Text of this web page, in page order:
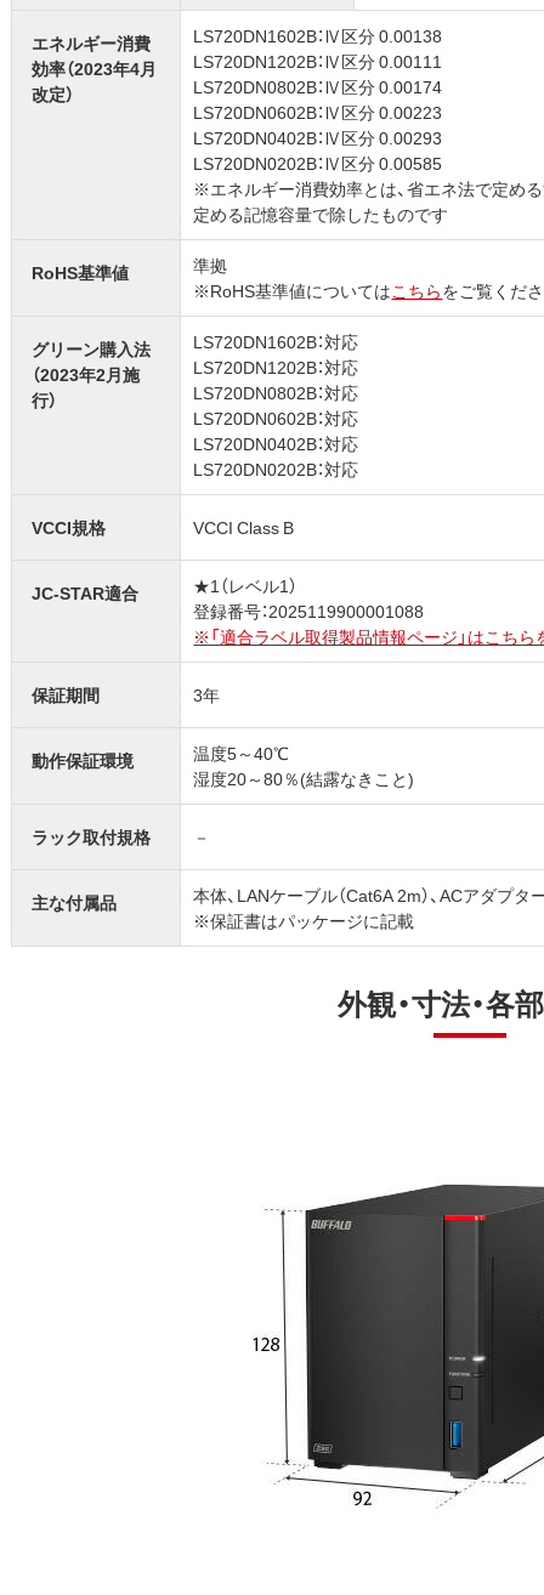
エネルギー消費
効率（2023年4月
改定）
LS720DN1602B：Ⅳ区分 0.00138
LS720DN1202B：Ⅳ区分 0.00111
LS720DN0802B：Ⅳ区分 0.00174
LS720DN0602B：Ⅳ区分 0.00223
LS720DN0402B：Ⅳ区分 0.00293
LS720DN0202B：Ⅳ区分 0.00585
※エネルギー消費効率とは、省エネ法で定め
定める記憶容量で除したものです
RoHS基準値
準拠
※RoHS基準値についてはこちらをご覧くだ
グリーン購入法
（2023年2月施
行）
LS720DN1602B：対応
LS720DN1202B：対応
LS720DN0802B：対応
LS720DN0602B：対応
LS720DN0402B：対応
LS720DN0202B：対応
VCCI規格 VCCI Class B
JC-STAR適合
★1（レベル1）
登録番号：2025119900001088
※「適合ラベル取得製品情報ページ」はこちら
保証期間 3年
動作保証環境
温度5～40℃
湿度20～80％(結露なきこと)
ラック取付規格 －
主な付属品
本体、LANケーブル（Cat6A 2m）、ACアダプタ
※保証書はパッケージに記載
外観・寸法・各